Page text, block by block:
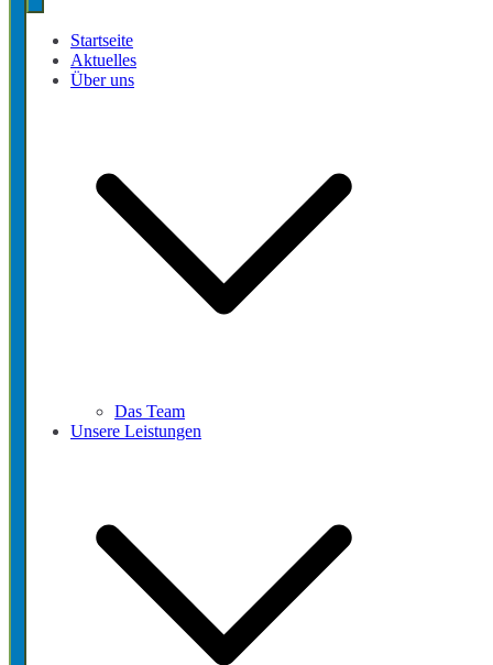
Startseite
Aktuelles
Über uns
Das Team
Unsere Leistungen